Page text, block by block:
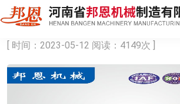
吸塑包装机操作使用要点
[ 时间：2023-05-12 阅读：4149次 ]